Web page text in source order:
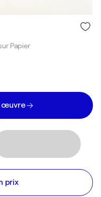
Papier
œuvre
prix